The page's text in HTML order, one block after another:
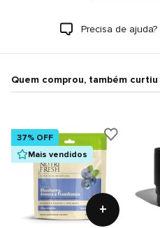
Precisa de ajuda?
Quem comprou, também curtiu
37% OFF
Mais vendidos
+